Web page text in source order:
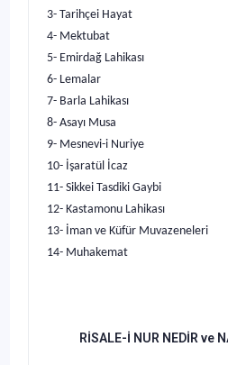
3- Tarihçei Hayat
4- Mektubat
5- Emirdağ Lahikası
6- Lemalar
7- Barla Lahikası
8- Asayı Musa
9- Mesnevi-i Nuriye
10- İşaratül İcaz
11- Sikkei Tasdiki Gaybi
12- Kastamonu Lahikası
13- İman ve Küfür Muvazeneleri
14- Muhakemat
RİSALE-İ NUR NEDİR ve